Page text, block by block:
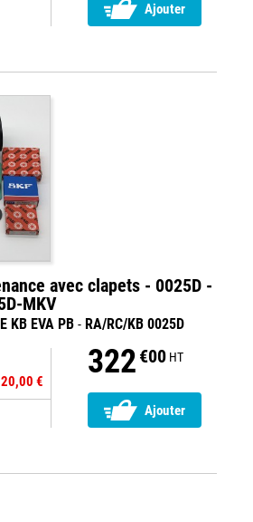
Ajouter
avec clapets - 0025D -
MKV
KB EVA PB - RA/RC/KB 0025D
€
322 €00 HT
Ajouter